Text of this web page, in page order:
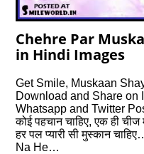
Chehre Par
in Hindi Images
Get Smile, Muskaan
Download and Share on
Whatsapp and Twitter Post
कोई पहचान चाहिए, एक ही
हर पल प्यारी सी मुस्कान
Na He…